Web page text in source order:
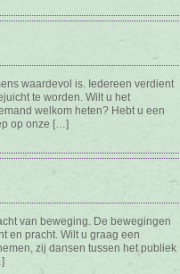
waardevol is. Iedereen verdient
te worden. Wilt u het
welkom heten? Hebt u een
op onze […]
van beweging. De bewegingen
en pracht. Wilt u graag een
zij dansen tussen het publiek